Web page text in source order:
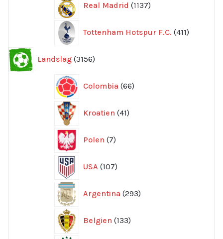
Real Madrid 1137
produkter
Tottenham Hotspur F.C. 411
produkter
Landslag 3156
produkter
Colombia 66
produkter
Kroatien 41
produkter
Polen 7
produkter
USA 107
produkter
Argentina 293
produkter
Belgien 133
produkter